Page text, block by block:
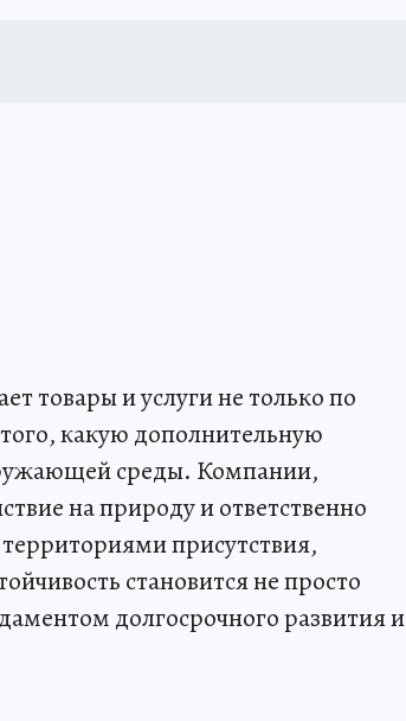
товары и услуги не только по
какую дополнительную
среды. Компании,
на природу и ответственно
присутствия,
становится не просто
долгосрочного развития и